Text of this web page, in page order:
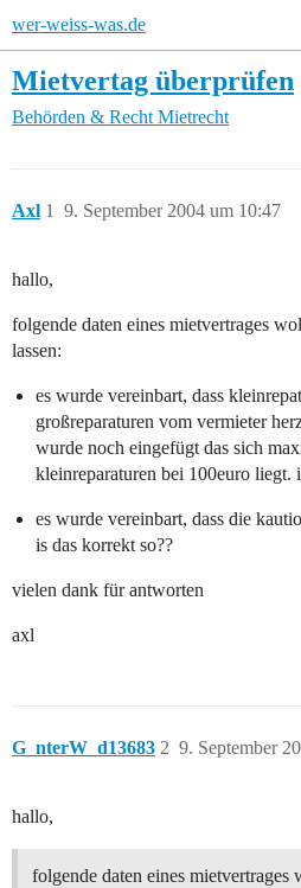
wer-weiss-was.de
Mietvertag überprüfen
Behörden & Recht Mietrecht
Axl 9. September 2004 um 10:47
1
hallo,
folgende daten eines mietvertrages
lassen:
es wurde vereinbart, dass
großreparaturen vom vermieter
wurde noch eingefügt das sich
kleinreparaturen bei 100euro liegt.
es wurde vereinbart, dass die
is das korrekt so??
vielen dank für antworten
axl
G_nterW_d13683 9. September
2
hallo,
folgende daten eines mietvertrages